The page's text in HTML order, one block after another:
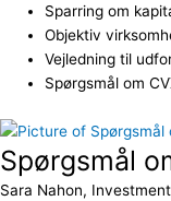
Sparring om
Objektiv
Vejledning til
Spørgsmål om
Spørgsmål
Sara Nahon,